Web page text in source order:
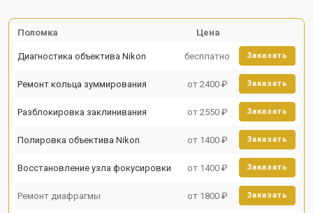
Поломка Цена
Диагностика объектива Nikon бесплатно Заказать
Ремонт кольца зуммирования от 2400 ₽ Заказать
Разблокировка заклинивания от 2550 ₽ Заказать
Полировка объектива Nikon от 1400 ₽ Заказать
Восстановление узла фокусировки от 1400 ₽ Заказать
Ремонт диафрагмы от 1800 ₽ Заказать